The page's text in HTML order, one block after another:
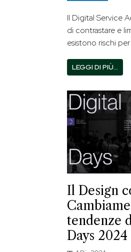
Il Digital Service
di contrastare e
esistono rischi
LEGGI DI PIÙ…
Il Design
tendenze
Days 2024